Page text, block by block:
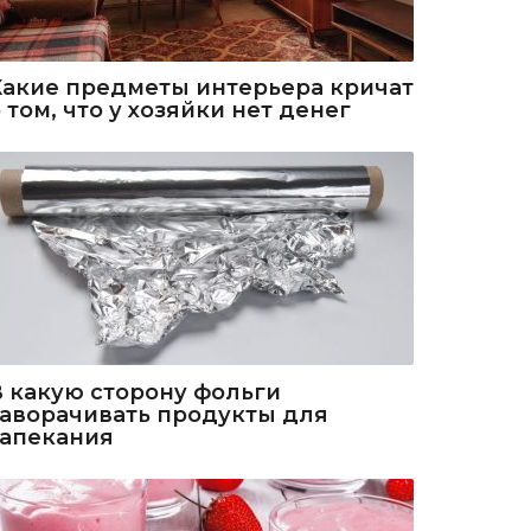
предметы интерьера кричат
том, что у хозяйки нет денег
какую сторону фольги
продукты для